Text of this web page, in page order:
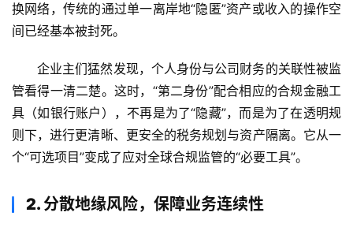
换网络，传统的通过单一离岸地“隐匿”资产或收入的操作空
间已经基本被封死。
企业主们猛然发现，个人身份与公司财务的关联性被监
管看得一清二楚。这时，“第二身份”配合相应的合规金融工
具（如银行账户），不再是为了“隐藏”，而是为了在透明规
则下，进行更清晰、更安全的税务规划与资产隔离。它从一
个“可选项目”变成了应对全球合规监管的“必要工具”。
2. 分散地缘风险，保障业务连续性